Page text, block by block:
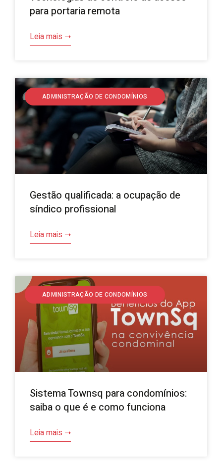
para portaria remota
Leia mais ➝
ADMINISTRAÇÃO DE CONDOMÍNIOS
Gestão qualificada: a ocupação de
síndico profissional
Leia mais ➝
ADMINISTRAÇÃO DE CONDOMÍNIOS
Sistema Townsq para condomínios:
saiba o que é e como funciona
Leia mais ➝